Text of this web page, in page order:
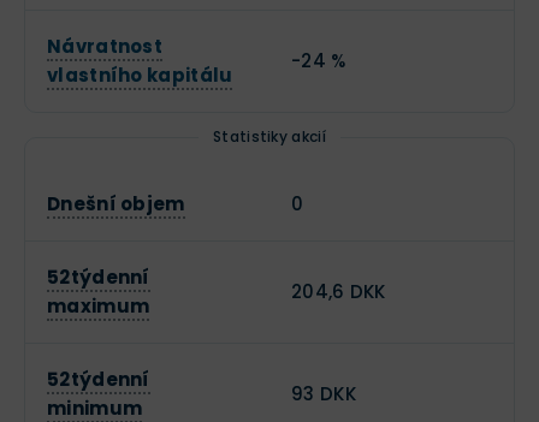
Návratnost
vlastního kapitálu
-24 %
Statistiky akcií
Dnešní objem 0
52týdenní
maximum
204,6 DKK
52týdenní
minimum
93 DKK